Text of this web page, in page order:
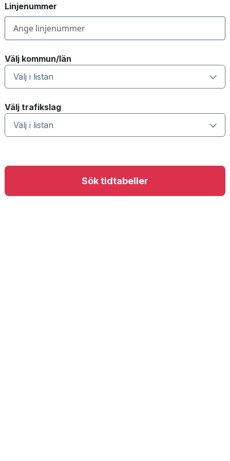
Linjenummer
Välj kommun/län
Välj i listan
Välj trafikslag
Välj i listan
Sök tidtabeller